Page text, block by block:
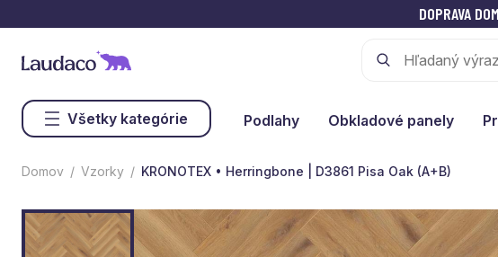
DOPRAVA
Všetky kategórie Podlahy Obkladové panely
Domov Vzorky KRONOTEX • Herringbone | D3861 Pisa Oak (A+B)